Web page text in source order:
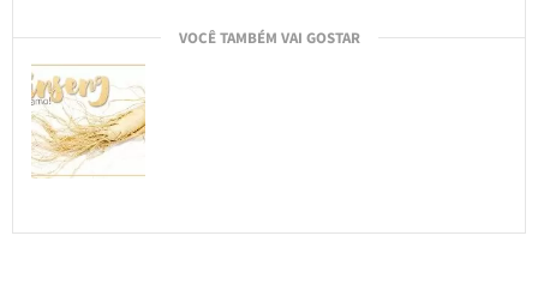
VOCÊ TAMBÉM VAI GOSTAR